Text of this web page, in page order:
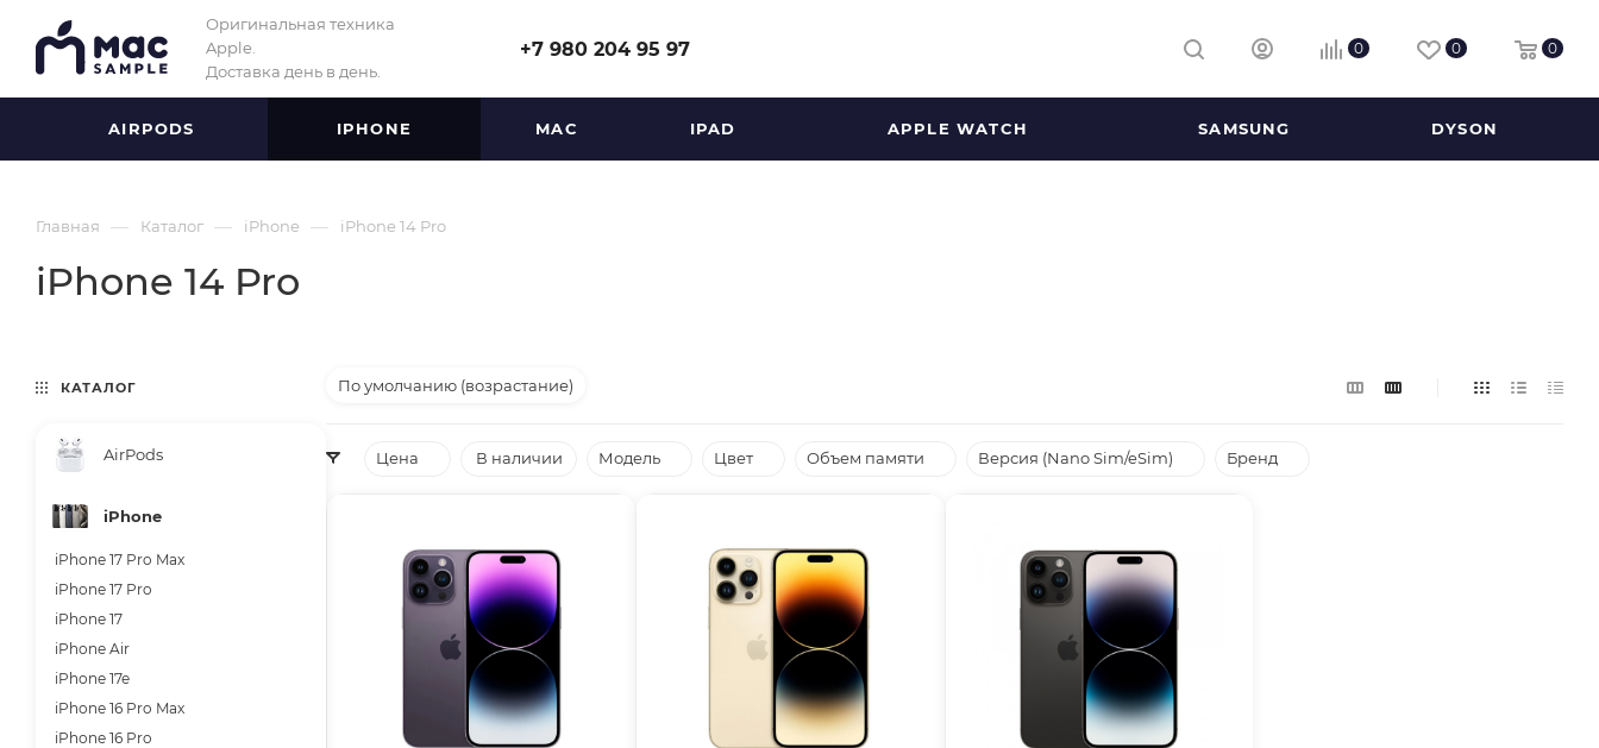
Оригинальная техника
Apple.
Доставка день в день.
+7 980 204 95 97 0 0 0
AIRPODS IPHONE MAC IPAD APPLE WATCH SAMSUNG DYSON
Главная — Каталог — iPhone — iPhone 14 Pro
iPhone 14 Pro
По умолчанию (возрастание)
Цена В наличии Модель Цвет Объем памяти Версия (Nano Sim/eSim) Бренд
КАТАЛОГ
AirPods
iPhone
iPhone 17 Pro Max
iPhone 17 Pro
iPhone 17
iPhone Air
iPhone 17e
iPhone 16 Pro Max
iPhone 16 Pro